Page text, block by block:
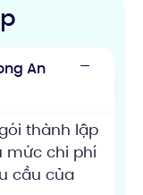
An
thành lập
mức chi phí
cầu của